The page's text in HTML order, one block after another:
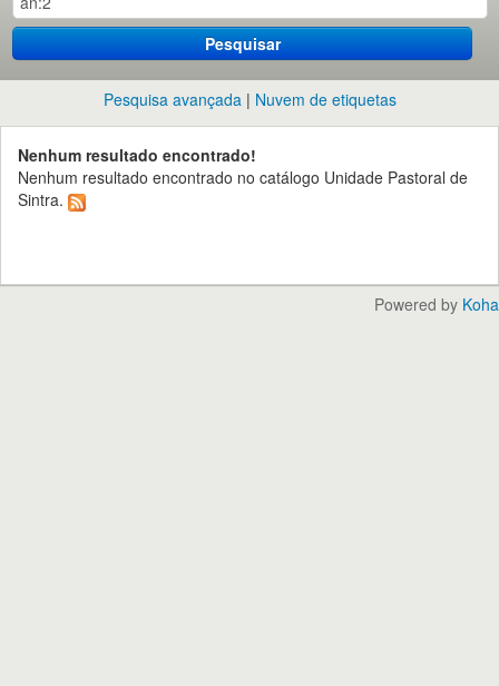
Pesquisar
Pesquisa avançada Nuvem de etiquetas
Nenhum resultado encontrado!
Nenhum resultado encontrado no catálogo Unidade Pastoral de
Sintra.
Powered by Koha